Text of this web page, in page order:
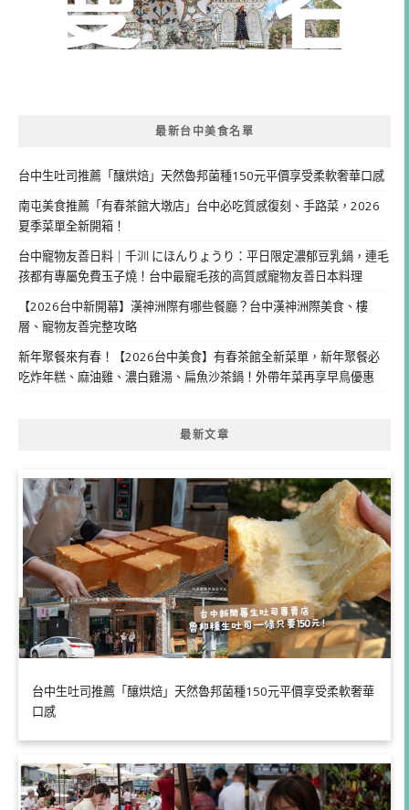
最新台中美食名單
台中生吐司推薦「釀烘焙」天然魯邦菌種150元平價享受柔軟奢華口感
南屯美食推薦「有春茶館大墩店」台中必吃質感復刻、手路菜，2026
夏季菜單全新開箱！
台中寵物友善日料｜千汌 にほんりょうり：平日限定濃郁豆乳鍋，連毛
孩都有專屬免費玉子燒！台中最寵毛孩的高質感寵物友善日本料理
【2026台中新開幕】漢神洲際有哪些餐廳？台中漢神洲際美食、樓
層、寵物友善完整攻略
新年聚餐來有春！【2026台中美食】有春茶館全新菜單，新年聚餐必
吃炸年糕、麻油雞、濃白雞湯、扁魚沙茶鍋！外帶年菜再享早鳥優惠
最新文章
台中生吐司推薦「釀烘焙」天然魯邦菌種150元平價享受柔軟奢華
口感